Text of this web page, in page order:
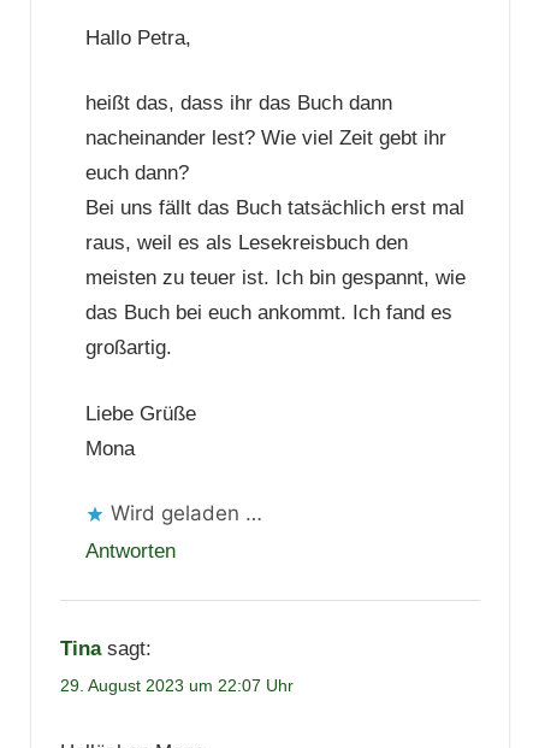
Hallo Petra,
heißt das, dass ihr das Buch dann
nacheinander lest? Wie viel Zeit gebt ihr
euch dann?
Bei uns fällt das Buch tatsächlich erst mal
raus, weil es als Lesekreisbuch den
meisten zu teuer ist. Ich bin gespannt, wie
das Buch bei euch ankommt. Ich fand es
großartig.
Liebe Grüße
Mona
Wird geladen …
Antworten
Tina sagt:
29. August 2023 um 22:07 Uhr